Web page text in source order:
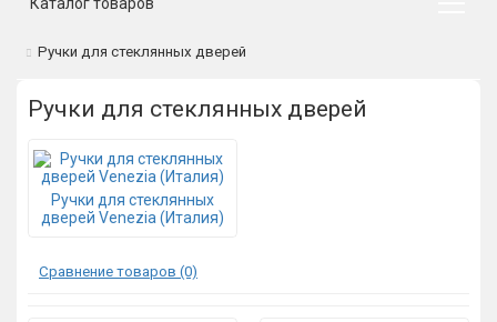
Ручки для стеклянных дверей
Ручки для стеклянных дверей
Ручки для стеклянных
дверей Venezia (Италия)
Сравнение товаров (0)